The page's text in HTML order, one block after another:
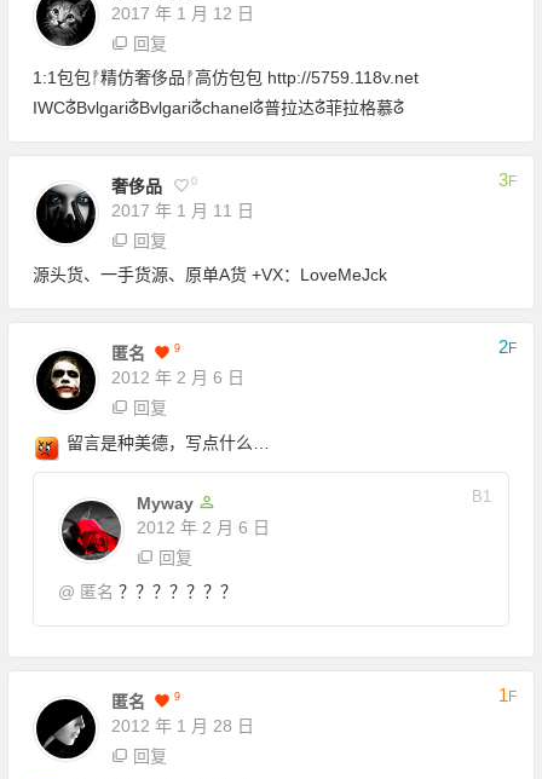
2017 年 1 月 12 日
回复
1:1包包ᚡ精仿奢侈品ᚡ高仿包包 http://5759.118v.net
IWCᣱBvlgariᣱBvlgariᣱchanelᣱ普拉达ᣱ菲拉格慕ᣱ
奢侈品 0
2017 年 1 月 11 日
3F
回复
源头货、一手货源、原单A货 +VX：LoveMeJck
匿名 9
2012 年 2 月 6 日
2F
回复
留言是种美德，写点什么…
Myway
2012 年 2 月 6 日
B1
回复
@ 匿名 ？？？？？？？
匿名 9
2012 年 1 月 28 日
1F
回复